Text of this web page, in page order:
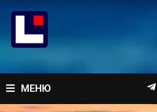
содержимому
МЕНЮ 